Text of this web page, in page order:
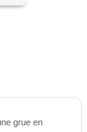
grue en